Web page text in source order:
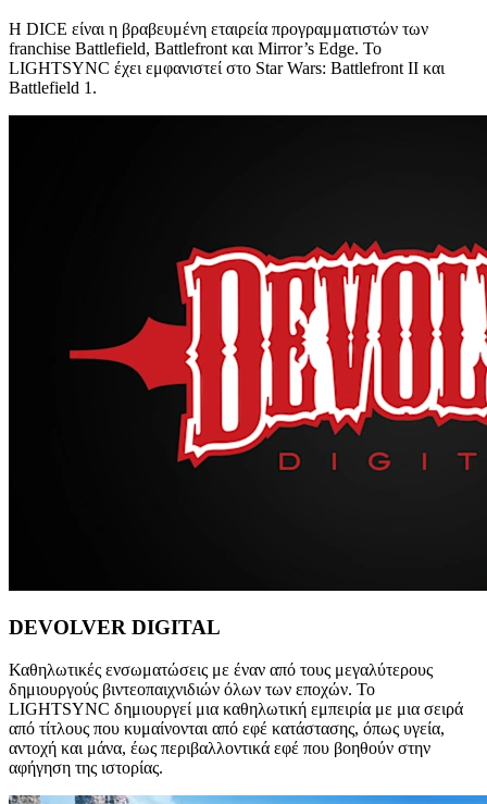
Η DICE είναι η βραβευμένη εταιρεία προγραμματιστών των
franchise Battlefield, Battlefront και Mirror’s Edge. Το
LIGHTSYNC έχει εμφανιστεί στο Star Wars: Battlefront II και
Battlefield 1.
DEVOLVER DIGITAL
Καθηλωτικές ενσωματώσεις με έναν από τους μεγαλύτερους
δημιουργούς βιντεοπαιχνιδιών όλων των εποχών. Το
LIGHTSYNC δημιουργεί μια καθηλωτική εμπειρία με μια σειρά
από τίτλους που κυμαίνονται από εφέ κατάστασης, όπως υγεία,
αντοχή και μάνα, έως περιβαλλοντικά εφέ που βοηθούν στην
αφήγηση της ιστορίας.